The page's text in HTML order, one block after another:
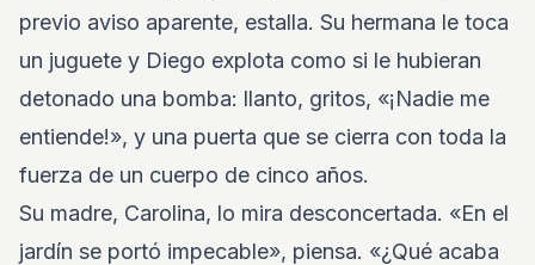
previo aviso aparente, estalla. Su hermana le toca
un juguete y Diego explota como si le hubieran
detonado una bomba: llanto, gritos, «¡Nadie me
entiende!», y una puerta que se cierra con toda la
fuerza de un cuerpo de cinco años.
Su madre, Carolina, lo mira desconcertada. «En el
jardín se portó impecable», piensa. «¿Qué acaba